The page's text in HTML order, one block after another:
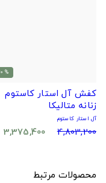
% 30
کفش آل استار کاستوم
زنانه متالیکا
آل استار کاستوم
4,803,200
3,375,400
محصولات مرتبط